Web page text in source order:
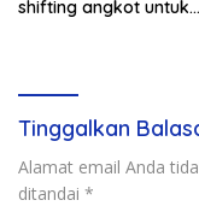
shifting angkot untuk
Tinggalkan
Alamat email Anda
ditandai *